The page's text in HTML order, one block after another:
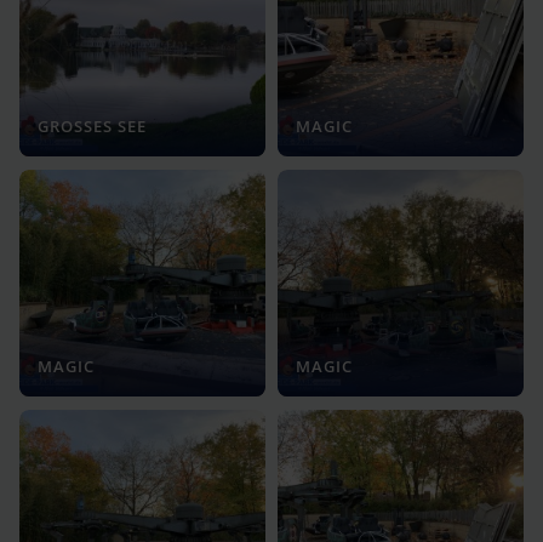
GROSSES SEE MAGIC
MAGIC MAGIC